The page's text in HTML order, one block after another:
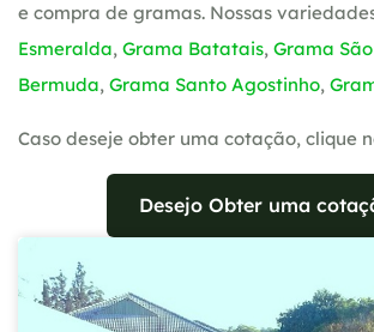
e compra de gramas. Nossas
Esmeralda, Grama Batatais, Grama
Bermuda, Grama Santo Agostinho,
Caso deseje obter uma cotação, clique
Desejo Obter uma